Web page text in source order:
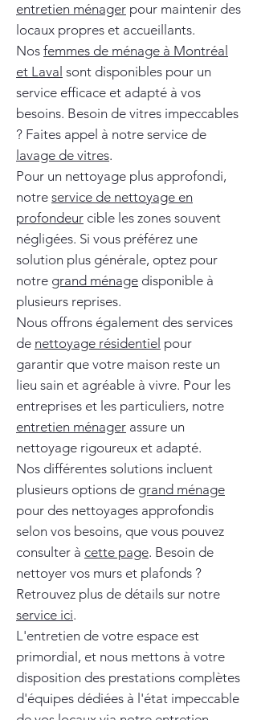
entretien ménager pour maintenir des
locaux propres et accueillants.
Nos femmes de ménage à Montréal
et Laval sont disponibles pour un
service efficace et adapté à vos
besoins. Besoin de vitres impeccables
? Faites appel à notre service de
lavage de vitres.
Pour un nettoyage plus approfondi,
notre service de nettoyage en
profondeur cible les zones souvent
négligées. Si vous préférez une
solution plus générale, optez pour
notre grand ménage disponible à
plusieurs reprises.
Nous offrons également des services
de nettoyage résidentiel pour
garantir que votre maison reste un
lieu sain et agréable à vivre. Pour les
entreprises et les particuliers, notre
entretien ménager assure un
nettoyage rigoureux et adapté.
Nos différentes solutions incluent
plusieurs options de grand ménage
pour des nettoyages approfondis
selon vos besoins, que vous pouvez
consulter à cette page. Besoin de
nettoyer vos murs et plafonds ?
Retrouvez plus de détails sur notre
service ici.
L'entretien de votre espace est
primordial, et nous mettons à votre
disposition des prestations complètes
d'équipes dédiées à l'état impeccable